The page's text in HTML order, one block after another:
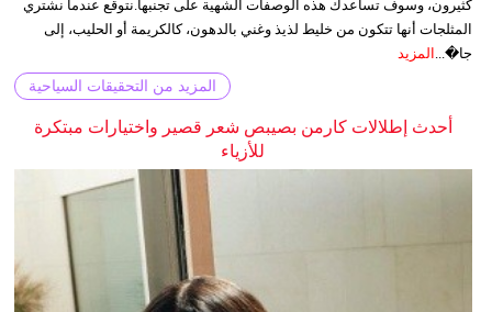
كثيرون، وسوف تساعدك هذه الوصفات الشهية على تجنبها.نتوقع عندما نشتري
المثلجات أنها تتكون من خليط لذيذ وغني بالدهون، كالكريمة أو الحليب، إلى
جا�... المزيد
المزيد من التحقيقات السياحية
أحدث إطلالات كارمن بصيبص شعر قصير واختيارات مبتكرة
للأزياء